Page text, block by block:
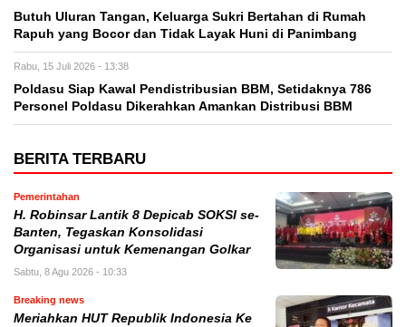
Butuh Uluran Tangan, Keluarga Sukri Bertahan di Rumah
Rapuh yang Bocor dan Tidak Layak Huni di Panimbang
Rabu, 15 Juli 2026 - 13:38
Poldasu Siap Kawal Pendistribusian BBM, Setidaknya 786
Personel Poldasu Dikerahkan Amankan Distribusi BBM
BERITA TERBARU
Pemerintahan
H. Robinsar Lantik 8 Depicab SOKSI se-
Banten, Tegaskan Konsolidasi
Organisasi untuk Kemenangan Golkar
Sabtu, 8 Agu 2026 - 10:33
Breaking news
Meriahkan HUT Republik Indonesia Ke